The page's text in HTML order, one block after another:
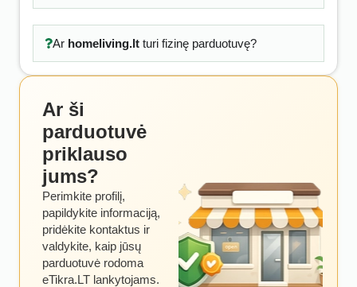
Ar homeliving.ltturi fizinę parduotuvę?
Ar ši
parduotuvė
priklauso
jums?
Perimkite profilį,
papildykite informaciją,
pridėkite kontaktus ir
valdykite, kaip jūsų
parduotuvė rodoma
eTikra.LT lankytojams.